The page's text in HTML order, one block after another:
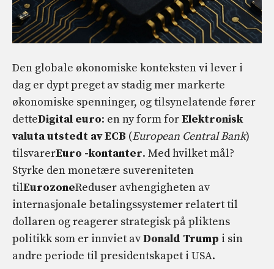
Den globale økonomiske konteksten vi lever i
dag er dypt preget av stadig mer markerte
økonomiske spenninger, og tilsynelatende fører
detteDigital euro: en ny form forElektronisk
valuta utstedt av ECB (European Central Bank)
tilsvarerEuro -kontanter. Med hvilket mål?
Styrke den monetære suvereniteten
tilEurozoneReduser avhengigheten av
internasjonale betalingssystemer relatert til
dollaren og reagerer strategisk på pliktens
politikk som er innviet avDonald Trump i sin
andre periode til presidentskapet i USA.